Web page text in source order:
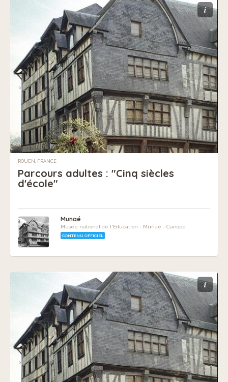
i
ROUEN, FRANCE
Parcours adultes : "Cinq siècles
d'école"
Munaé
Musée national de l'Education - Munaé - Canopé
CONTENU OFFICIEL
i